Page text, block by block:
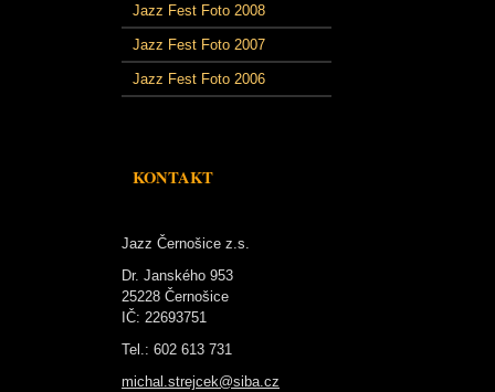
Jazz Fest Foto 2008
Jazz Fest Foto 2007
Jazz Fest Foto 2006
KONTAKT
Jazz Černošice z.s.
Dr. Janského 953
25228 Černošice
IČ: 22693751
Tel.: 602 613 731
michal.strejcek@siba.cz